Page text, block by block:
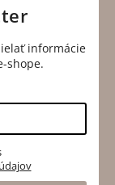
informácie
shope.
Vložením e-mailu súhlasíte s